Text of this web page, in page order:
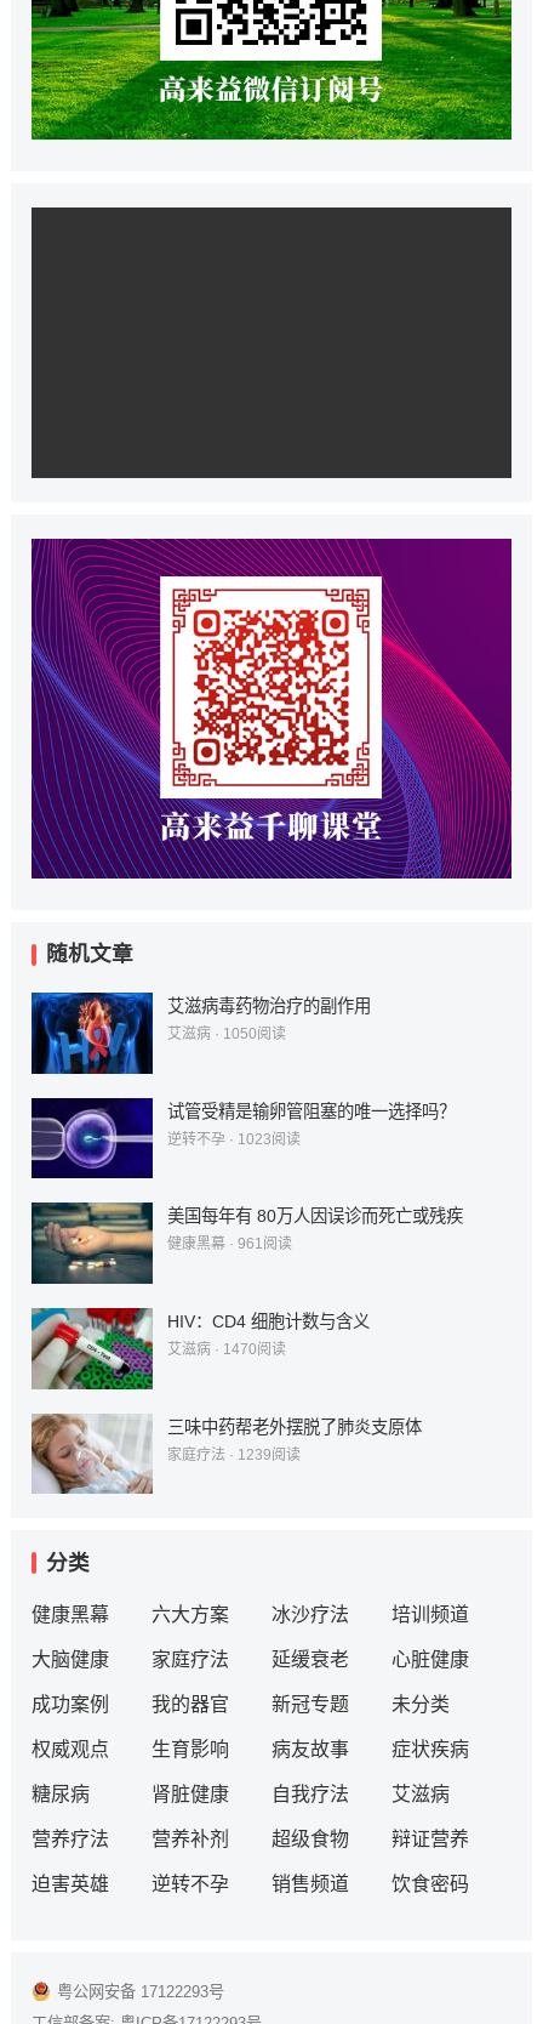
随机文章
艾滋病毒药物治疗的副作用
艾滋病· 1050阅读
试管受精是输卵管阻塞的唯一选择吗？
逆转不孕· 1023阅读
美国每年有 80万人因误诊而死亡或残疾
健康黑幕· 961阅读
HIV：CD4 细胞计数与含义
艾滋病· 1470阅读
三味中药帮老外摆脱了肺炎支原体
家庭疗法 · 1239阅读
分类
健康黑幕 六大方案 冰沙疗法 培训频道
大脑健康 家庭疗法 延缓衰老 心脏健康
成功案例 我的器官 新冠专题 未分类
权威观点 生育影响 病友故事 症状疾病
糖尿病 肾脏健康 自我疗法 艾滋病
营养疗法 营养补剂 超级食物 辩证营养
迫害英雄 逆转不孕 销售频道 饮食密码
粤公网安备 17122293号